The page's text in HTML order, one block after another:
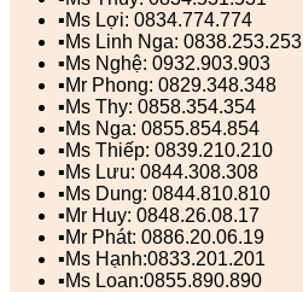
▪️Ms Lợi: 0834.774.774
▪️Ms Linh Nga: 0838.253.253
▪️Ms Nghệ: 0932.903.903
▪️Mr Phong: 0829.348.348
▪️Ms Thy: 0858.354.354
▪️Ms Nga: 0855.854.854
▪️Ms Thiếp: 0839.210.210
▪️Ms Lưu: 0844.308.308
▪️Ms Dung: 0844.810.810
▪️Mr Huy: 0848.26.08.17
▪️Mr Phát: 0886.20.06.19
▪️Ms Hạnh:0833.201.201
▪️Ms Loan:0855.890.890